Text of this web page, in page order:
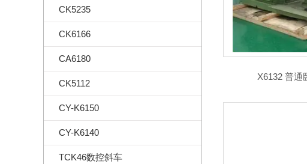
CK5235
CK6166
CA6180
CK5112
CY-K6150
CY-K6140
TCK46数控斜车
X6132 普通